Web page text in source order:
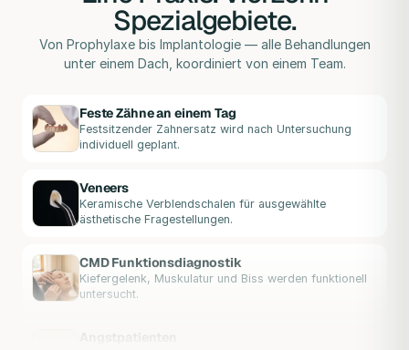
Spezialgebiete.
Von Prophylaxe bis Implantologie — alle Behandlungen
unter einem Dach, koordiniert von einem Team.
Feste Zähne an einem Tag
Festsitzender Zahnersatz wird nach Untersuchung
individuell geplant.
Veneers
Keramische Verblendschalen für ausgewählte
ästhetische Fragestellungen.
CMD Funktionsdiagnostik
Kiefergelenk, Muskulatur und Biss werden funktionell
untersucht.